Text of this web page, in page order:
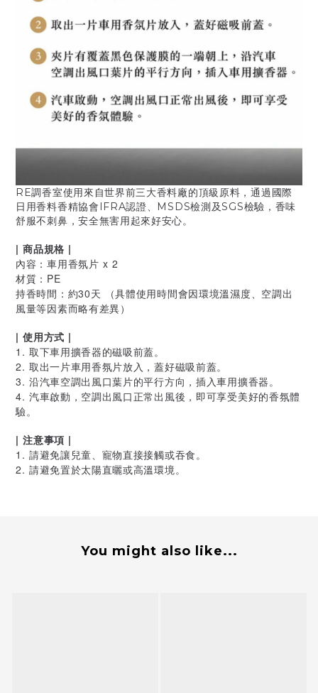
RE調香室使用來自世界前三大香料廠的頂級原料，通過國際
日用香料香精協會IFRA認證、MSDS檢測及SGS檢驗， 香味
舒服不刺鼻，安全無害用起來好安心。
| 商品規格 |
內容：車用香氛片 x 2
材質：PE
持香時間：約30天 （具體使用時間會因環境溫濕度、空調出
風量等因素而略有差異）
| 使用方式 |
1. 取下車用擴香器的磁吸前蓋。
2. 取出一片車用香氛片放入，蓋好磁吸前蓋。
3. 沿汽車空調出風口葉片的平行方向，插入車用擴香器。
4. 汽車啟動，空調出風口正常出風後，即可享受美好的香氛體
驗。
| 注意事項 |
1. 請避免讓兒童、寵物直接接觸或吞食。
2. 請避免置於太陽直曬或高溫環境。
You might also like...